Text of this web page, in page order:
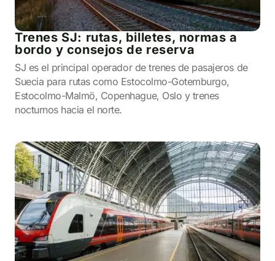
Trenes SJ: rutas, billetes, normas a
bordo y consejos de reserva
SJ es el principal operador de trenes de pasajeros de
Suecia para rutas como Estocolmo-Gotemburgo,
Estocolmo-Malmö, Copenhague, Oslo y trenes
nocturnos hacia el norte.